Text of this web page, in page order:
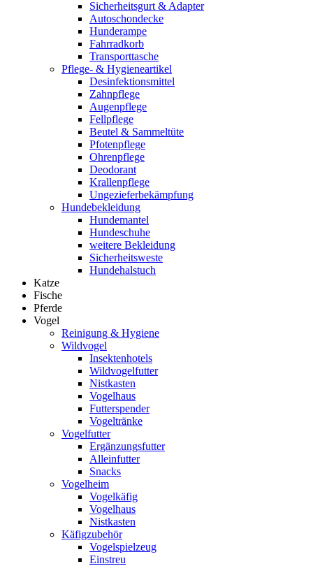
Sicherheitsgurt & Adapter
Autoschondecke
Hunderampe
Fahrradkorb
Transporttasche
Pflege- & Hygieneartikel
Desinfektionsmittel
Zahnpflege
Augenpflege
Fellpflege
Beutel & Sammeltüte
Pfotenpflege
Ohrenpflege
Deodorant
Krallenpflege
Ungezieferbekämpfung
Hundebekleidung
Hundemantel
Hundeschuhe
weitere Bekleidung
Sicherheitsweste
Hundehalstuch
Katze
Fische
Pferde
Vogel
Reinigung & Hygiene
Wildvogel
Insektenhotels
Wildvogelfutter
Nistkasten
Vogelhaus
Futterspender
Vogeltränke
Vogelfutter
Ergänzungsfutter
Alleinfutter
Snacks
Vogelheim
Vogelkäfig
Vogelhaus
Nistkasten
Käfigzubehör
Vogelspielzeug
Einstreu